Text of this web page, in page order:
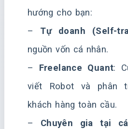
hướng cho bạn:
– Tự doanh (Self-
nguồn vốn cá nhân.
– Freelance Quant:
viết Robot và phân
khách hàng toàn cầu.
– Chuyên gia tại